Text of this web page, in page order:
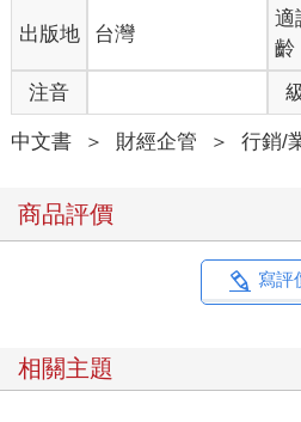
過的：「我曾經在午餐室，看過火
餐巾紙上；那塗鴉的線條是如此模
麼。但是在那餐巾紙上，確實承載
的生命。躍上心頭的文字和意象，
概念的鼓舞和加持；其生命力乃源
初稿粗糙吧，但概念一定要使人拍案
的廣告範例皆以手畫稿的形式呈現
監的迷你稿〔thumbnails〕、初稿〔
一來，我們可以從內容來評判廣告
寧願自己的作品集是充滿奇思妙想
解釋老廣告何以歷久彌新，學生亦
習慣，在工作之初先用鉛筆捕抓靈
出版地 台灣
適
齡
注音
中文書 ＞ 財經企管 ＞ 行銷/
商品評價
寫評
相關主題